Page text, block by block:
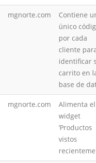
mgnorte.com
Contiene
único
por cada
cliente
identificar
carrito en
base de
mgnorte.com
Alimenta el
widget
‘Productos
vistos